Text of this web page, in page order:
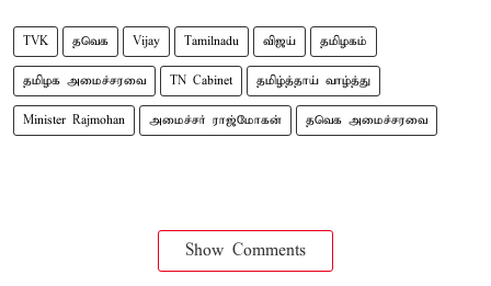
TVK தவெக Vijay Tamilnadu விஜய் தமிழகம்
தமிழக அமைச்சரவை TN Cabinet தமிழ்த்தாய் வாழ்த்து
Minister Rajmohan அமைச்சர் ராஜ்மோகன் தவெக அமைச்சரவை
Show Comments